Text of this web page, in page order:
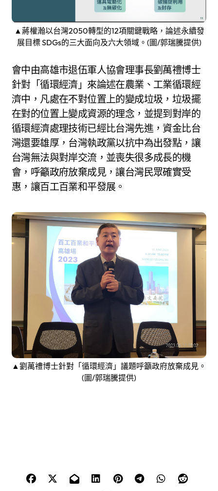
▲蔣權瀚以台灣2050轉型的12項關鍵戰略，論述永續發
展目標 SDGs的三大面向及六大領域。(圖/郭瑞騰提供)
會中由高雄市退伍軍人協會理事長劉萬禮博士
針對「循環經濟」來論述在農業、工業循環經
濟中，凡處在不對位置上的變成垃圾，垃圾擺
在對的位置上變成資源的理念，並提到對岸的
循環經濟處理技術已經比台灣先進，資金比台
灣還要雄厚，台灣執政黨以抗中為出發點，讓
台灣無法與對岸交流，並喪失很多成長的機
會，呼籲政府放棄成見，讓台灣民眾確實受
惠，讓百工百業和平發展。
▲ 劉萬禮博士針對「循環經濟」議題呼籲政府放棄成見。
(圖/郭瑞騰提供)